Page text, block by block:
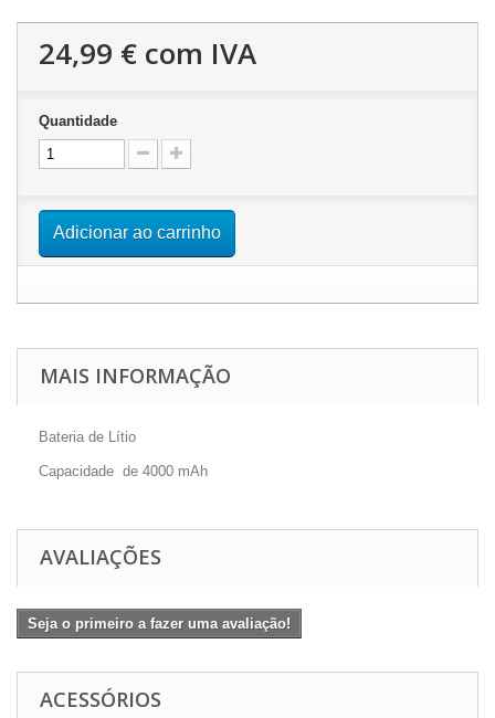
24,99 € com IVA
Quantidade
Adicionar ao carrinho
MAIS INFORMAÇÃO
Bateria de Lítio
Capacidade de 4000 mAh
AVALIAÇÕES
Seja o primeiro a fazer uma avaliação!
ACESSÓRIOS